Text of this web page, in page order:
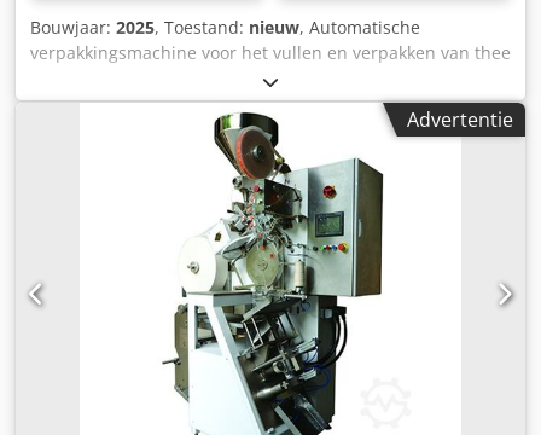
Bouwjaar: 2025, Toestand: nieuw, Automatische
verpakkingsmachine voor het vullen en verpakken van thee
in theezakjes met één kamer en het vervolgens verpakken
van de zak in een papieren hoes. Inclusief
volumedispenser en etiketteersysteem voor het
aanbrengen van de draad met etiket. Etiketteersysteem: Bij
de standaarduitvoering wordt het etiket gevouwen en met
de ingevoegde draad vastgelijmd. Voor deze productiestap
is optioneel een warmtelasmodule beschikbaar.
Fabricagemethode voor het bevestigen van de draad aan
theezakjes: Door middel van hitteafdichting in de rand van
het theezakje. Afgifteapparaat voor gegroepeerde zakken
(5 stuks). - Specificaties: max. machinecyclussnelheid bij
stationair draaien: 110 cycli per minuut; Doseervolume:
max. 6cm³; Afmetingen theezakje LxB: 62,5x50mm;
Rolbreedte van theezakjesmateriaal: 125 mm; geschikt
Advertentie